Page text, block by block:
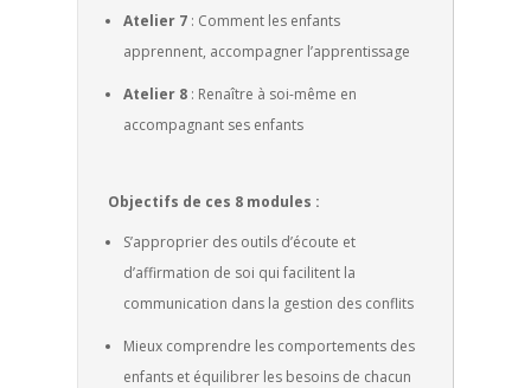
Atelier 7: Comment les enfants
apprennent, accompagner l’apprentissage
Atelier 8: Renaître à soi-même en
accompagnant ses enfants
Objectifs de ces 8 modules :
S’approprier des outils d’écoute et
d’affirmation de soi qui facilitent la
communication dans la gestion des conflits
Mieux comprendre les comportements des
enfants et équilibrer les besoins de chacun